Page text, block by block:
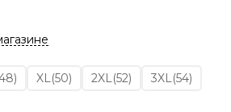
XL(50) 2XL(52)
3XL(54)